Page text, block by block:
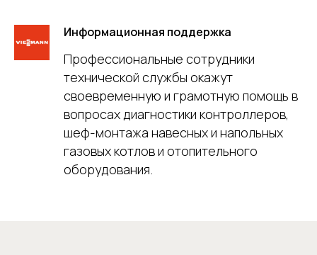
Информационная поддержка
Профессиональные сотрудники
технической службы окажут
своевременную и грамотную помощь в
вопросах диагностики контроллеров,
шеф-монтажа навесных и напольных
газовых котлов и отопительного
оборудования.